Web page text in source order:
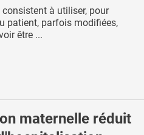
à utiliser, pour
patient, parfois modifiées,
être ...
maternelle réduit